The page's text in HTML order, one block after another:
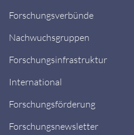
Forschungsverbünde
Nachwuchsgruppen
Forschungsinfrastruktur
International
Forschungsförderung
Forschungsnewsletter